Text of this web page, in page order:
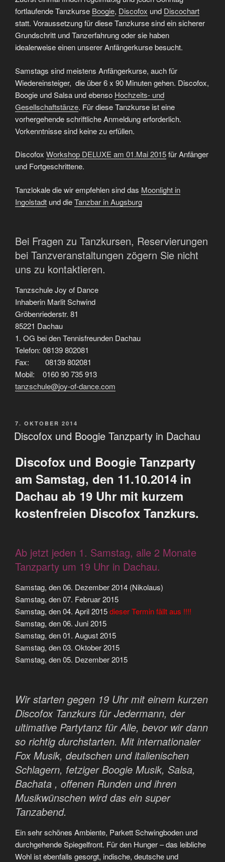
fortlaufende Tanzkurse Boogie, Discofox und Discochart
statt. Voraussetzung für diese Tanzkurse sind ein sicherer
Grundschritt und Tanzerfahrung oder sie haben
idealerweise einen unserer Anfängerkurse besucht.
Samstags sind meistens Anfängerkurse, auch für
Wiedereinsteiger, die über 6 x 90 Minuten gehen. Discofox,
Boogie und Salsa und ebenso Hochzeits- und
Gesellschaftstänze. Für diese Tanzkurse ist eine
vorhergehende schriftliche Anmeldung erforderlich.
Vorkenntnisse sind keine zu erfüllen.
Discofox Workshop DELUXE am 01.Mai 2015für Anfänger
und Fortgeschrittene.
Tanzlokale die wir empfehlen sind das Moonlight in
Ingolstadt und dieTanzbar in Augsburg
Bei Fragen zu Tanzkursen, Reservierungen
bei Tanzveranstaltungen zögern Sie nicht
uns zu kontaktieren.
Tanzschule Joy of Dance
Inhaberin Marlit Schwind
Gröbenriederstr. 81
85221 Dachau
1. OG bei den Tennisfreunden Dachau
Telefon: 08139 802081
Fax: 08139 802081
Mobil: 0160 90 735 913
tanzschule@joy-of-dance.com
VERÖFFENTLICHT
AM
7. OKTOBER 2014
Discofox und Boogie Tanzparty in Dachau
Discofox und Boogie Tanzparty
am Samstag, den 11.10.2014 in
Dachau ab 19 Uhr mit kurzem
kostenfreien Discofox Tanzkurs.
Ab jetzt jeden 1. Samstag, alle 2 Monate
Tanzparty um 19 Uhr in Dachau.
Samstag, den 06. Dezember 2014 (Nikolaus)
Samstag, den 07. Februar 2015
Samstag, den 04. April 2015dieser Termin fällt aus !!!!
Samstag, den 06. Juni 2015
Samstag, den 01. August 2015
Samstag, den 03. Oktober 2015
Samstag, den 05. Dezember 2015
Wir starten gegen 19 Uhr mit einem kurzen
Discofox Tanzkurs für Jedermann, der
ultimative Partytanz für Alle, bevor wir dann
so richtig durchstarten. Mit internationaler
Fox Musik, deutschen und italienischen
Schlagern, fetziger Boogie Musik, Salsa,
Bachata , offenen Runden und ihren
Musikwünschen wird das ein super
Tanzabend.
Ein sehr schönes Ambiente, Parkett Schwingboden und
durchgehende Spiegelfront. Für den Hunger – das leibliche
Wohl ist ebenfalls gesorgt, indische, deutsche und